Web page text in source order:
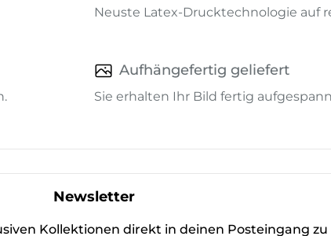
Neuste Latex-Drucktechnologie auf
Aufhängefertig geliefert
Sie erhalten Ihr Bild fertig
Newsletter
Kollektionen direkt in deinen Posteingang